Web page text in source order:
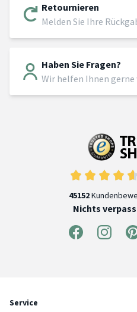
Retournieren
Melden Sie Ihre
Haben Sie Fragen?
Wir helfen Ihnen
45152
Nichts
Service